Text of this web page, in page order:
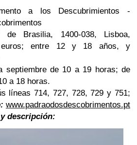
a los Descubrimientos -
de Brasilia, 1400-038, Lisboa,
entre 12 y 18 años, y
septiembre de 10 a 19 horas; de
a 18 horas.
líneas714, 727, 728,729 y 751;
www.padraodosdescobrimentos.pt
descripción: